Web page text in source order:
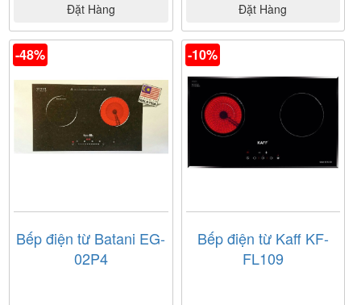
Đặt Hàng Đặt Hàng
-48%
Bếp điện từ Batani EG-
02P4
-10%
Bếp điện từ Kaff KF-
FL109